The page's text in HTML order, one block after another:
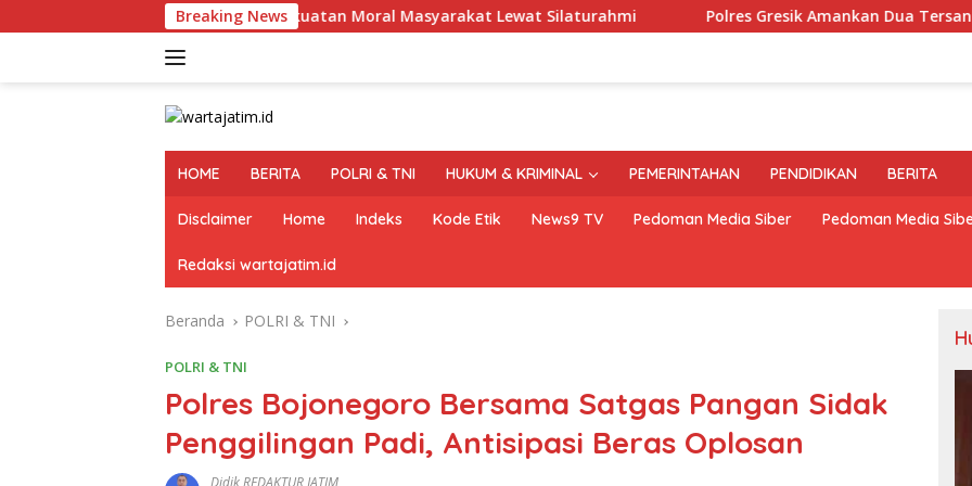
ke
Breaking News
Kediri Rangkul Kekuatan Moral Masyarakat Lewat Silaturahmi Polres Gresik Amankan Dua Tersangka Edarkan Sabu
HOME BERITA POLRI & TNI HUKUM & KRIMINAL PEMERINTAHAN PENDIDIKAN BERITA
Disclaimer Home Indeks Kode Etik News9 TV Pedoman Media Siber Pedoman Media
Redaksi wartajatim.id
Beranda POLRI & TNI
POLRI & TNI
Polres Bojonegoro Bersama Satgas Pangan Sidak
Penggilingan Padi, Antisipasi Beras Oplosan